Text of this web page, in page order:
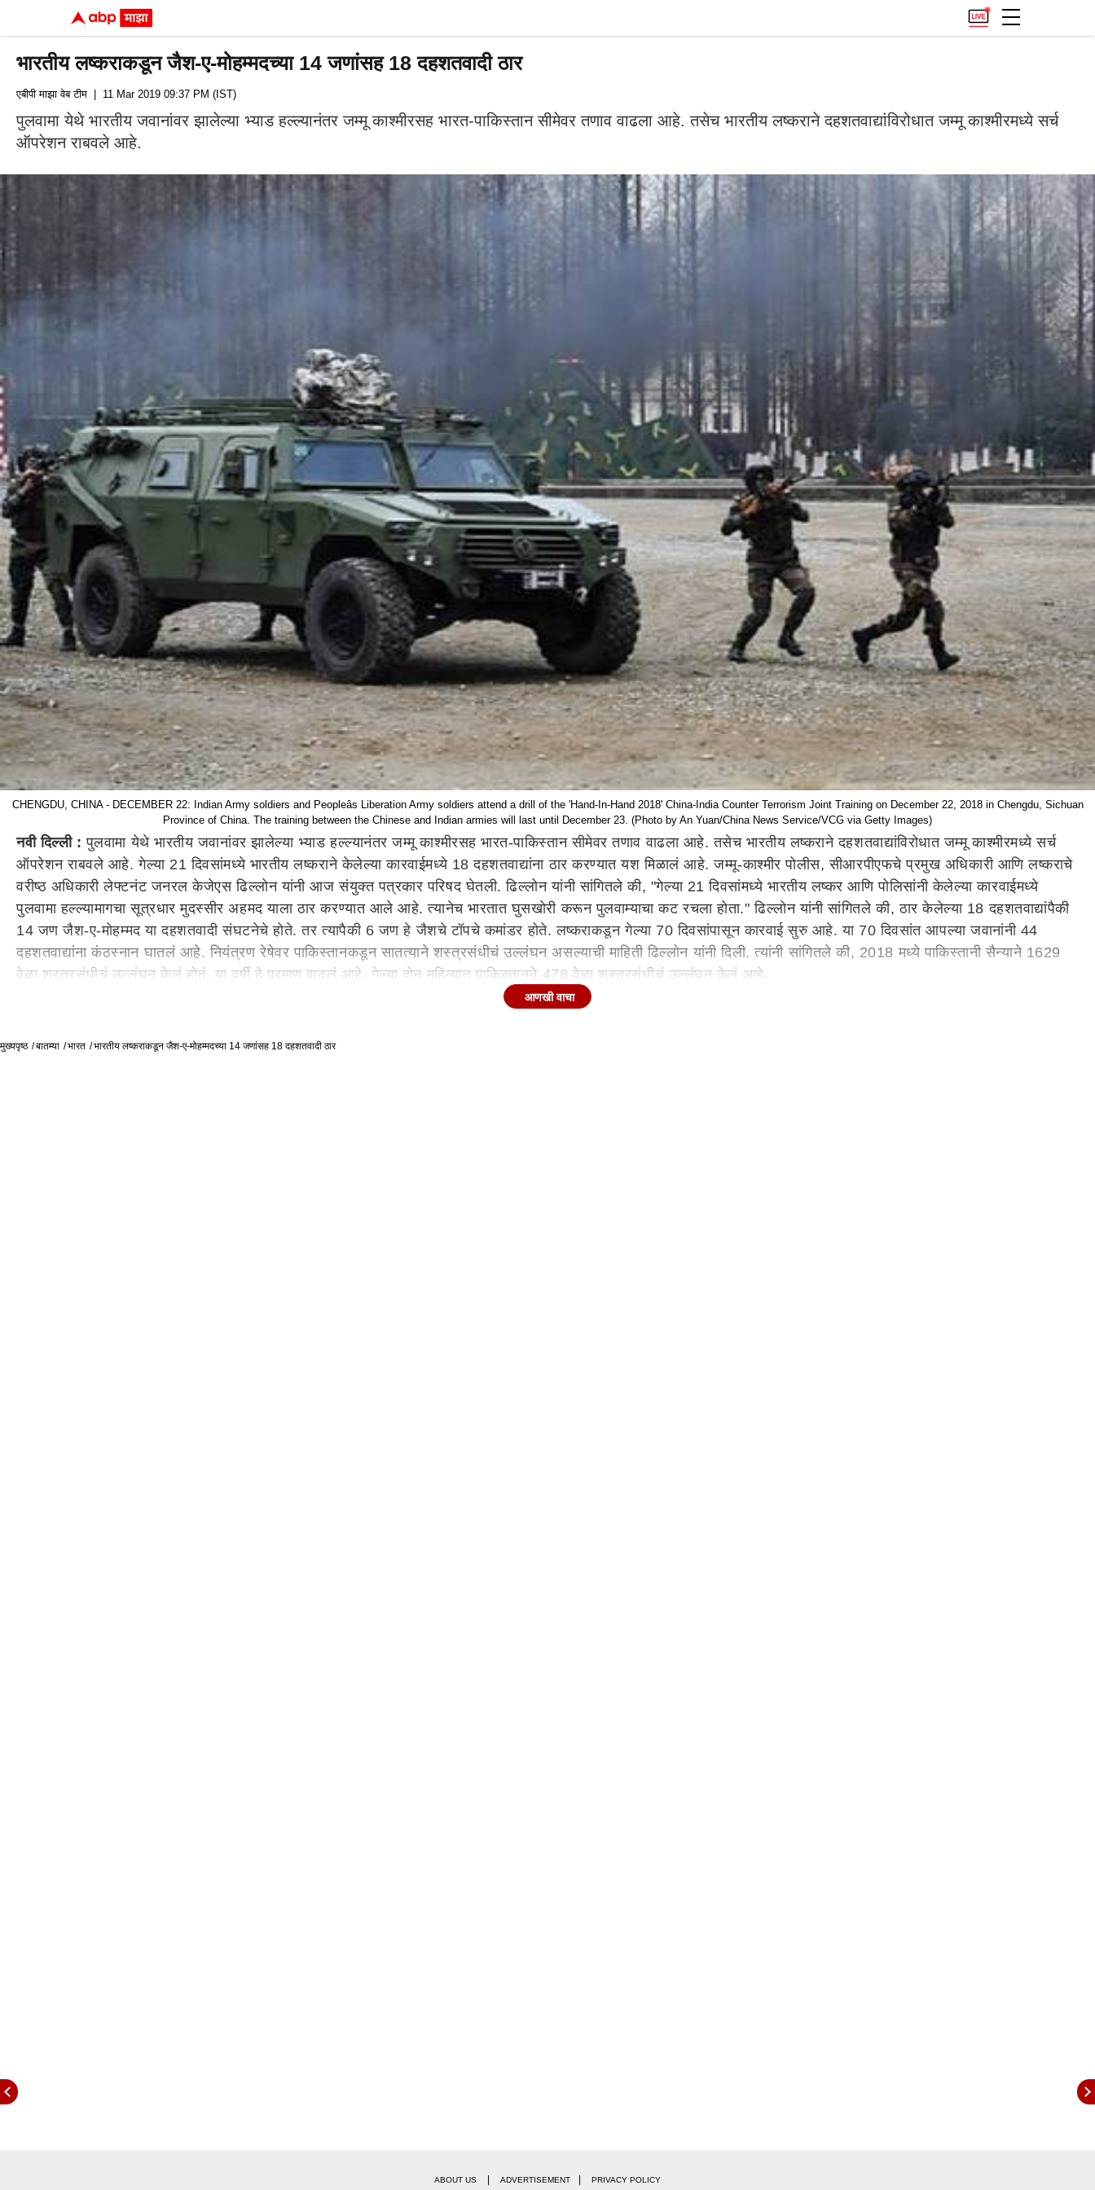
भारतीय लष्कराकडून जैश-ए-मोहम्मदच्या 14 जणांसह 18 दहशतवादी ठार
एबीपी माझा वेब टीम | 11 Mar 2019 09:37 PM (IST)
पुलवामा येथे भारतीय जवानांवर झालेल्या भ्याड हल्ल्यानंतर जम्मू काश्मीरसह भारत-पाकिस्तान सीमेवर तणाव वाढला आहे. तसेच भारतीय लष्कराने दहशतवाद्यांविरोधात जम्मू काश्मीरमध्ये सर्च
ऑपरेशन राबवले आहे.
CHENGDU, CHINA - DECEMBER 22: Indian Army soldiers and Peopleâs Liberation Army soldiers attend a drill of the 'Hand-In-Hand 2018' China-India Counter Terrorism Joint Training on December 22, 2018 in Chengdu, Sichuan
Province of China. The training between the Chinese and Indian armies will last until December 23. (Photo by An Yuan/China News Service/VCG via Getty Images)
नवी दिल्ली : पुलवामा येथे भारतीय जवानांवर झालेल्या भ्याड हल्ल्यानंतर जम्मू काश्मीरसह भारत-पाकिस्तान सीमेवर तणाव वाढला आहे. तसेच भारतीय लष्कराने दहशतवाद्यांविरोधात जम्मू काश्मीरमध्ये सर्च
ऑपरेशन राबवले आहे. गेल्या 21 दिवसांमध्ये भारतीय लष्कराने केलेल्या कारवाईमध्ये 18 दहशतवाद्यांना ठार करण्यात यश मिळालं आहे. जम्मू-काश्मीर पोलीस, सीआरपीएफचे प्रमुख अधिकारी आणि लष्कराचे
वरीष्ठ अधिकारी लेफ्टनंट जनरल केजेएस ढिल्लोन यांनी आज संयुक्त पत्रकार परिषद घेतली. ढिल्लोन यांनी सांगितले की, "गेल्या 21 दिवसांमध्ये भारतीय लष्कर आणि पोलिसांनी केलेल्या कारवाईमध्ये
पुलवामा हल्ल्यामागचा सूत्रधार मुदस्सीर अहमद याला ठार करण्यात आले आहे. त्यानेच भारतात घुसखोरी करून पुलवाम्याचा कट रचला होता." ढिल्लोन यांनी सांगितले की, ठार केलेल्या 18 दहशतवाद्यांपैकी
14 जण जैश-ए-मोहम्मद या दहशतवादी संघटनेचे होते. तर त्यापैकी 6 जण हे जैशचे टॉपचे कमांडर होते. लष्कराकडून गेल्या 70 दिवसांपासून कारवाई सुरु आहे. या 70 दिवसांत आपल्या जवानांनी 44
दहशतवाद्यांना कंठस्नान घातलं आहे. नियंत्रण रेषेवर पाकिस्तानकडून सातत्याने शस्त्रसंधीचं उल्लंघन असल्याची माहिती ढिल्लोन यांनी दिली. त्यांनी सांगितले की, 2018 मध्ये पाकिस्तानी सैन्याने 1629
वेळा शस्त्रसंधीचं उल्लंघन केलं होतं. या वर्षी हे प्रमाण वाढलं आहे. गेल्या दोन महिन्यात पाकिस्तानने 478 वेळा शस्त्रसंधीचं उल्लंघन केलं आहे.
आणखी वाचा
मुख्यपृष्ठ बातम्या भारत भारतीय लष्कराकडून जैश-ए-मोहम्मदच्या 14 जणांसह 18 दहशतवादी ठार
ABOUT US ADVERTISEMENT PRIVACY POLICY